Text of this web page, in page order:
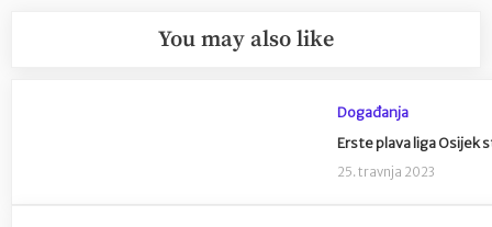
You may also like
Događanja
Erste plava liga Osijek
25. travnja 2023